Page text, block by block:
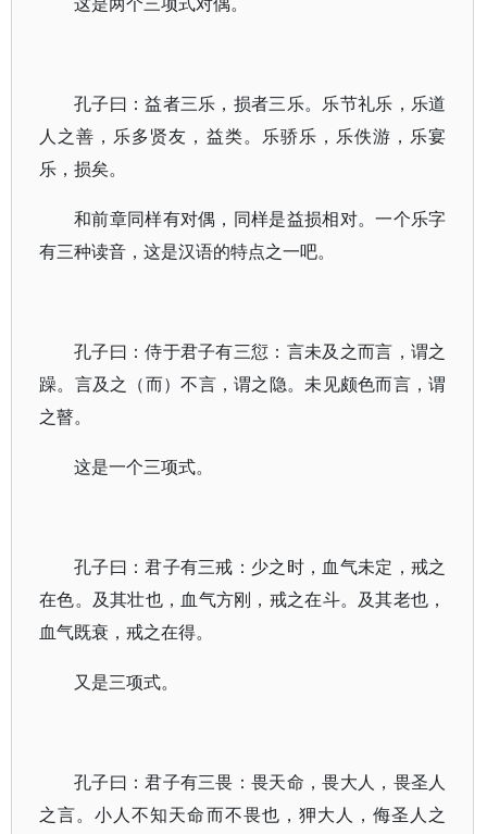
孔子曰：益者三乐，损者三乐。乐节礼乐，乐道
人之善，乐多贤友，益类。乐骄乐，乐佚游，乐宴
乐，损矣。
和前章同样有对偶，同样是益损相对。一个乐字
有三种读音，这是汉语的特点之一吧。
孔子曰：侍于君子有三愆：言未及之而言，谓之
躁。言及之（而）不言，谓之隐。未见颇色而言，谓
之瞽。
这是一个三项式。
孔子曰：君子有三戒：少之时，血气未定，戒之
在色。及其壮也，血气方刚，戒之在斗。及其老也，
血气既衰，戒之在得。
又是三项式。
孔子曰：君子有三畏：畏天命，畏大人，畏圣人
之言。小人不知天命而不畏也，狎大人，侮圣人之